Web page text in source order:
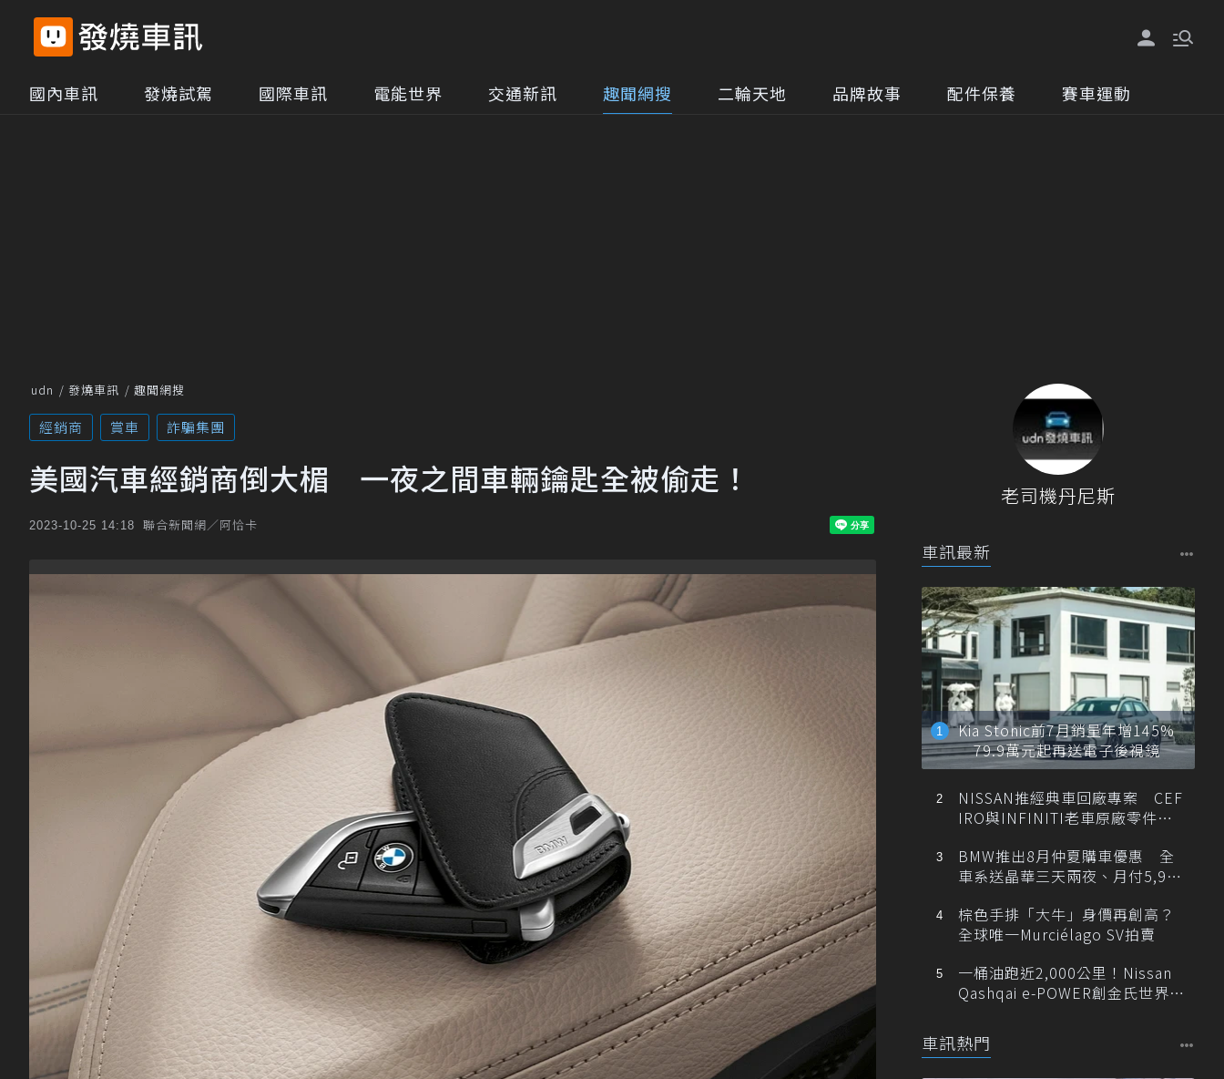
國內車訊 發燒試駕 國際車訊 電能世界 交通新訊 趣聞網搜 二輪天地 品牌故事 配件保養 賽車運動
udn 發燒車訊 趣聞網搜
經銷商 賞車 詐騙集團
美國汽車經銷商倒大楣 一夜之間車輛鑰匙全被偷走！
2023-10-25 14:18 聯合新聞網／阿恰卡
老司機丹尼斯
車訊最新
Kia Stonic前7月銷量年增145%
79.9萬元起再送電子後視鏡
NISSAN推經典車回廠專案 CEF
IRO與INFINITI老車原廠零件最
BMW推出8月仲夏購車優惠 全
車系送晶華三天兩夜、月付5,900
棕色手排「大牛」身價再創高？
全球唯一Murciélago SV拍賣
一桶油跑近2,000公里！Nissan
Qashqai e-POWER創金氏世界紀
車訊熱門